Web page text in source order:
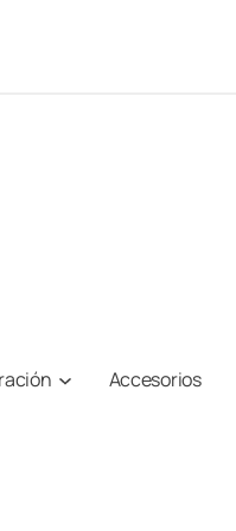
Accesorios